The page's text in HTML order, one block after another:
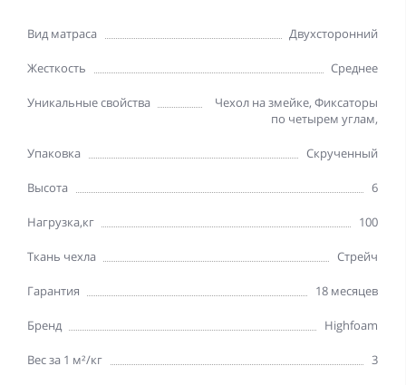
Вид матраса Двухсторонний
Жесткость Среднее
Уникальные свойства
Чехол на змейке, Фиксаторы
по четырем углам,
Упаковка Скрученный
Высота 6
Нагрузка,кг 100
Ткань чехла Стрейч
Гарантия 18 месяцев
Бренд Highfoam
Вес за 1 м²/кг 3